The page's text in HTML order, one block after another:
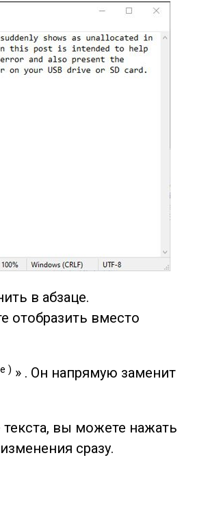
в абзаце.
отобразить вместо
) » . Он напрямую заменит
текста, вы можете нажать
сразу.